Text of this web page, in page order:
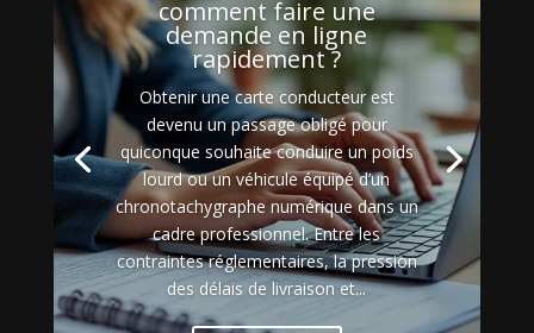
comment faire une
demande en ligne
rapidement ?
Obtenir une carte conducteur est
devenu un passage obligé pour
quiconque souhaite conduire un poids
lourd ou un véhicule équipé d’un
chronotachygraphe numérique dans un
cadre professionnel. Entre les
contraintes réglementaires, la pression
des délais de livraison et...